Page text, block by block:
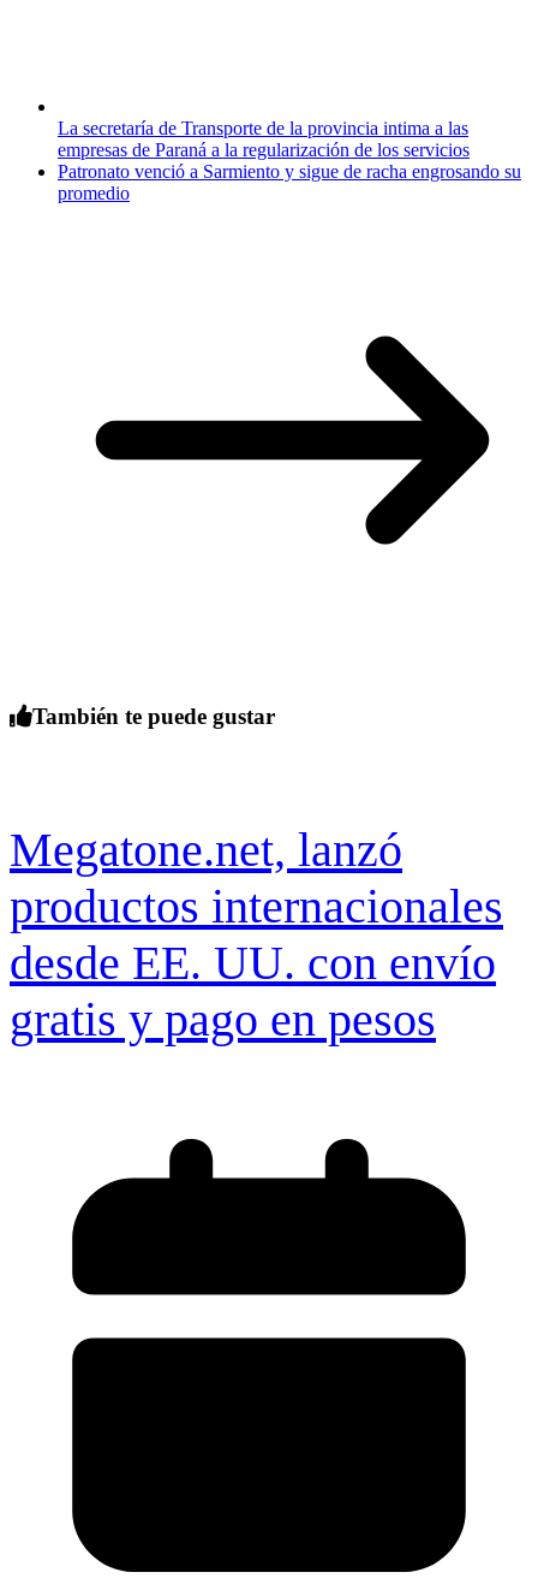
La secretaría de Transporte de la provincia intima a las
empresas de Paraná a la regularización de los servicios
Patronato venció a Sarmiento y sigue de racha engrosando su
promedio
También te puede gustar
Megatone.net, lanzó
productos internacionales
desde EE. UU. con envío
gratis y pago en pesos